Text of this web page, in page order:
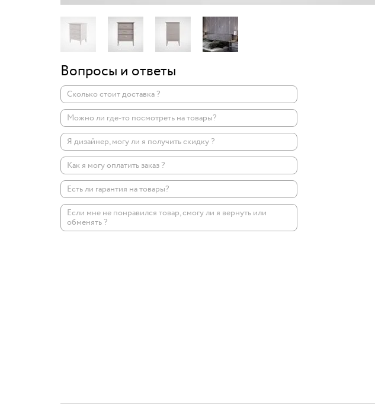
Вопросы и ответы
Сколько стоит доставка ?
Можно ли где-то посмотреть на товары?
Я дизайнер, могу ли я получить скидку ?
Как я могу оплатить заказ ?
Есть ли гарантия на товары?
Если мне не понравился товар, смогу ли я вернуть или
обменять ?